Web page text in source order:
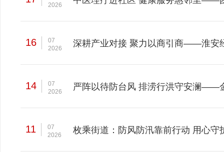
2026
16
07
2026
深耕产业对接 聚力以商引商——淮安
14
07
2026
严阵以待防台风 排涝行洪守安澜——
11
07
2026
枚乘街道：防风防汛靠前行动 用心守